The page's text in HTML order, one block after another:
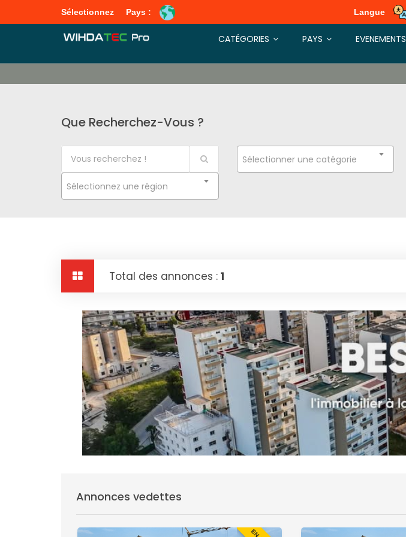
Sélectionnez Pays : Langue
CATÉGORIES PAYS EVENEMENTS
Que Recherchez-Vous ?
Sélectionner une catégorie
Sélectionnez une région
Total des annonces : 1
Annonces vedettes